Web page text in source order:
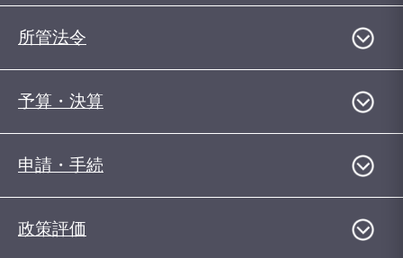
所管法令
予算・決算
申請・手続
政策評価